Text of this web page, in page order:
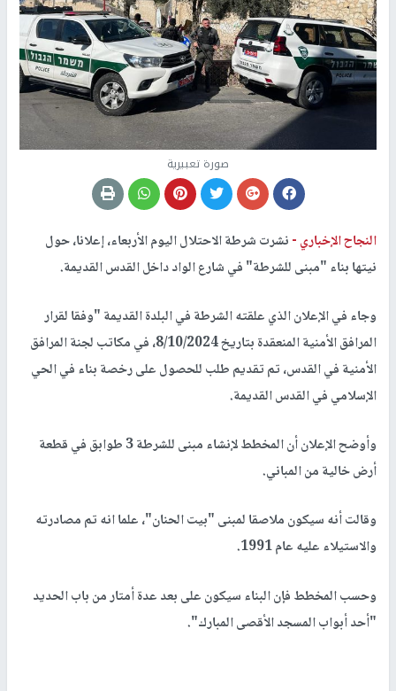
صورة تعبيرية
النجاح الإخباري -نشرت شرطة الاحتلال اليوم الأربعاء، إعلانا، حول
نيتها بناء "مبنى للشرطة" في شارع الواد داخل القدس القديمة.
وجاء في الإعلان الذي علقته الشرطة في البلدة القديمة "وفقا لقرار
المرافق الأمنية المنعقدة بتاريخ 8/10/2024، في مكاتب لجنة المرافق
الأمنية في القدس، تم تقديم طلب للحصول على رخصة بناء في الحي
الإسلامي في القدس القديمة.
وأوضح الإعلان أن المخطط لإنشاء مبنى للشرطة 3 طوابق في قطعة
أرض خالية من المباني.
وقالت أنه سيكون ملاصقا لمبنى "بيت الحنان"، علما انه تم مصادرته
والاستيلاء عليه عام 1991.
وحسب المخطط فإن البناء سيكون على بعد عدة أمتار من باب الحديد
"أحد أبواب المسجد الأقصى المبارك".